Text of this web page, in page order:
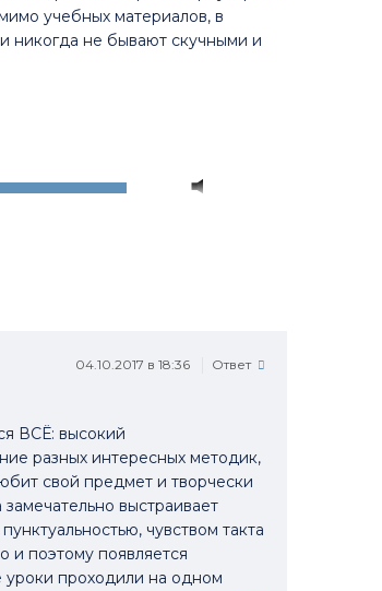
учебных материалов, в
никогда не бывают скучными и
громкость.
04.10.2017 в 18:36 Ответ
ВСЁ: высокий
разных интересных методик,
свой предмет и творчески
выстраивает
чувством такта
и поэтому появляется
уроки проходили на одном